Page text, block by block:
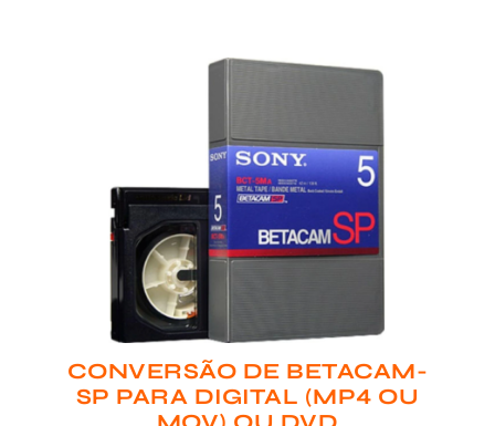
CONVERSÃO DE BETACAM-
SP PARA DIGITAL (MP4 OU